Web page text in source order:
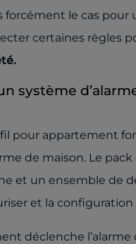
forcément le cas pour
certaines règles
système
fil pour appartement
de maison. Le
et un ensemble de
et la configuration
déclenche l’alarme